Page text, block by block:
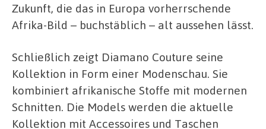
Zukunft, die das in Europa vorherrschende
Afrika-Bild – buchstäblich – alt aussehen lässt.
Schließlich zeigt Diamano Couture seine
Kollektion in Form einer Modenschau. Sie
kombiniert afrikanische Stoffe mit modernen
Schnitten. Die Models werden die aktuelle
Kollektion mit Accessoires und Taschen